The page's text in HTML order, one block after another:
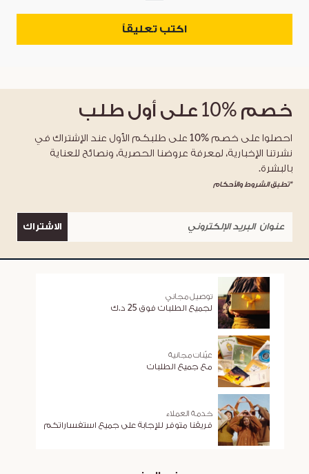
اكتب تعليقاً
خصم %10 على أول طلب
احصلوا على خصم %10 على طلبكم الأول عند الإشتراك في
نشرتنا الإخبارية، لمعرفة عروضنا الحصرية، ونصائح للعناية
بالبشرة.
*تطبق الشروط والأحكام
الاشتراك
توصيل مجاني
لجميع الطلبات فوق 25 د.ك
عيّنات مجانية
مع جميع الطلبات
خدمة العملاء
فريقنا متوفر للإجابة على جميع استفساراتكم